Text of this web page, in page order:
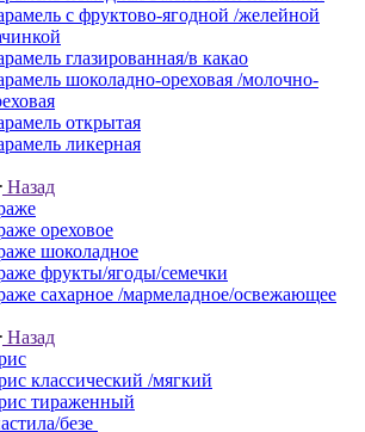
с фруктово-ягодной /желейной
глазированная/в какао
шоколадно-ореховая /молочно-
открытая
ликерная
Назад
ореховое
шоколадное
фрукты/ягоды/семечки
сахарное /мармеладное/освежающее
Назад
классический /мягкий
тираженный
безе